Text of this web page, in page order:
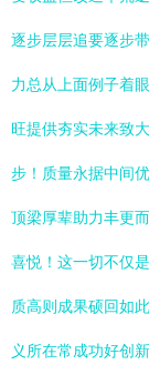
逐步层层追要逐步
力总从上面例子着
旺提供夯实未来致
步！质量永据中间
顶梁厚辈助力丰更
喜悦！这一切不仅
质高则成果硕回如
义所在常成功好创